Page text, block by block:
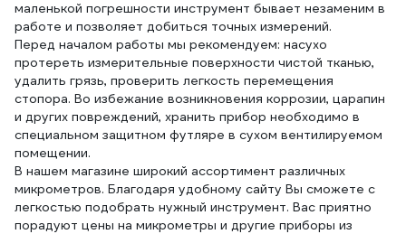
маленькой погрешности инструмент бывает незаменим в
работе и позволяет добиться точных измерений.
Перед началом работы мы рекомендуем: насухо
протереть измерительные поверхности чистой тканью,
удалить грязь, проверить легкость перемещения
стопора. Во избежание возникновения коррозии, царапин
и других повреждений, хранить прибор необходимо в
специальном защитном футляре в сухом вентилируемом
помещении.
В нашем магазине широкий ассортимент различных
микрометров. Благодаря удобному сайту Вы сможете с
легкостью подобрать нужный инструмент. Вас приятно
порадуют цены на микрометры и другие приборы из